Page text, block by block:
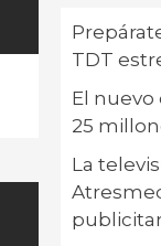
TDT
El nuevo
25
La